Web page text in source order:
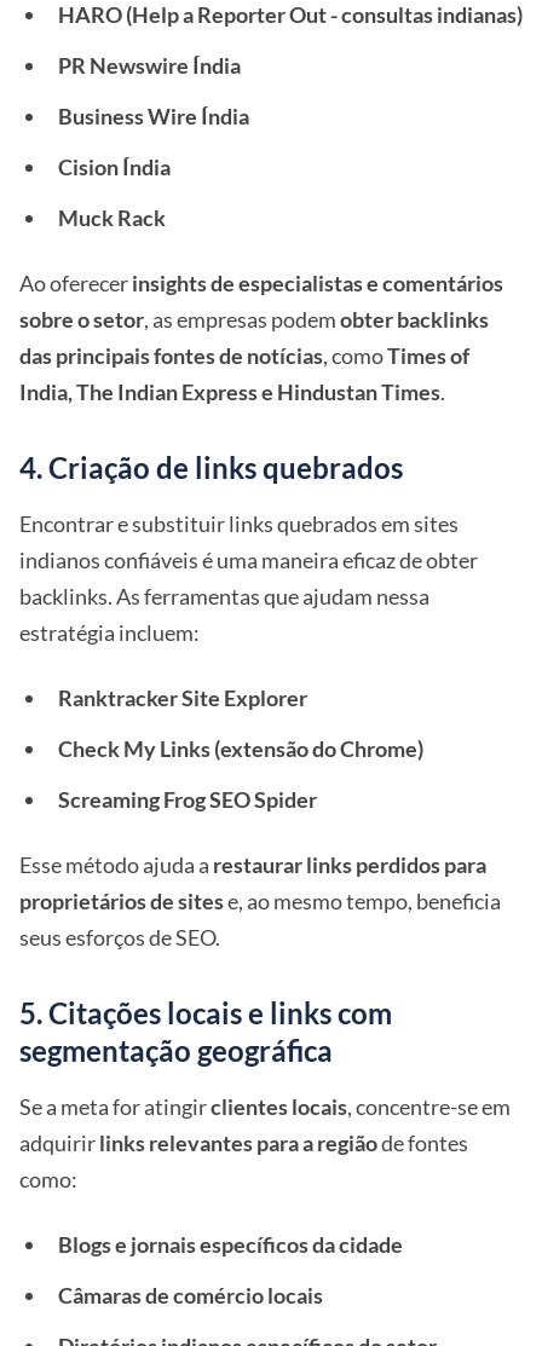
HARO (Help a Reporter Out - consultas indianas)
PR Newswire Índia
Business Wire Índia
Cision Índia
Muck Rack
Ao oferecerinsights de especialistas e comentários
sobre o setor, as empresas podemobter backlinks
das principais fontes de notícias, comoTimes of
India, The Indian Express e Hindustan Times.
4. Criação de links quebrados
Encontrar e substituir links quebrados em sites
indianos confiáveis é uma maneira eficaz de obter
backlinks. As ferramentas que ajudam nessa
estratégia incluem:
Ranktracker Site Explorer
Check My Links (extensão do Chrome)
Screaming Frog SEO Spider
Esse método ajuda a restaurar links perdidos para
proprietários de sitese, ao mesmo tempo, beneficia
seus esforços de SEO.
5. Citações locais e links com
segmentação geográfica
Se a meta for atingirclientes locais, concentre-se em
adquirirlinks relevantes para a regiãode fontes
como:
Blogs e jornais específicos da cidade
Câmaras de comércio locais